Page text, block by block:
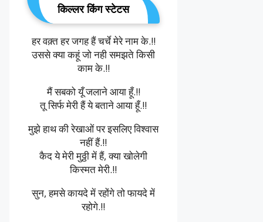
किल्लर किंग स्टेटस
हर वक़्त हर जगह हैं चर्चे मेरे नाम के.!!
उससे क्या कहूं जो नही समझते किसी
काम के.!!
मैं सबको यूँ जलाने आया हूँ.!!
तू सिर्फ मेरी हैं ये बताने आया हूँ.!!
मुझे हाथ की रेखाओं पर इसलिए विश्वास
नहीं हैं.!!
कैद ये मेरी मुठ्ठी में हैं, क्या खोलेगी
किस्मत मेरी.!!
सुन, हमसे कायदे में रहोंगे तो फायदे में
रहोगे.!!